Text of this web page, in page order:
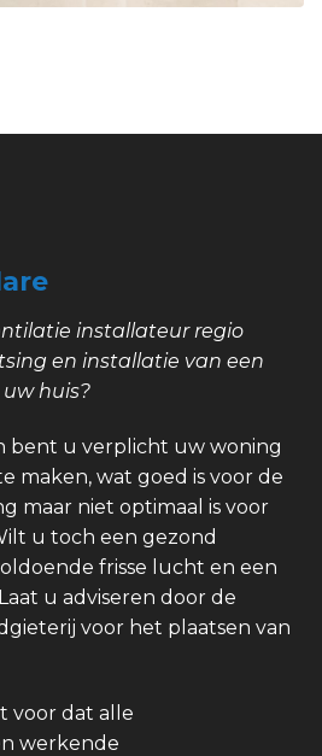
installateur regio
en installatie van een
huis?
bent u verplicht uw woning
maken, wat goed is voor de
maar niet optimaal is voor
u toch een gezond
frisse lucht en een
u adviseren door de
voor het plaatsen van
voor dat alle
werkende